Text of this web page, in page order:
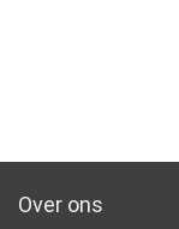
Over ons